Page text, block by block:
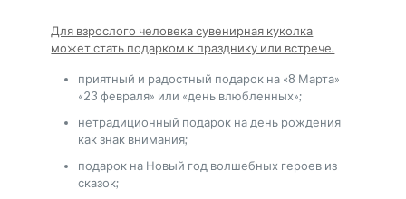
Для взрослого человека сувенирная куколка
может стать подарком к празднику или встрече.
приятный и радостный подарок на «8 Марта»
«23 февраля» или «день влюбленных»;
нетрадиционный подарок на день рождения
как знак внимания;
подарок на Новый год волшебных героев из
сказок;